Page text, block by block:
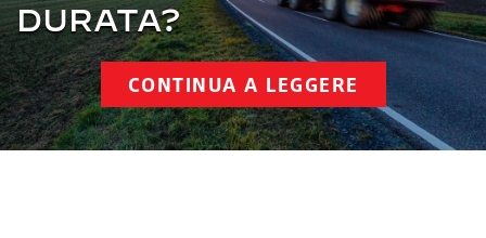
DURATA?
CONTINUA A LEGGERE